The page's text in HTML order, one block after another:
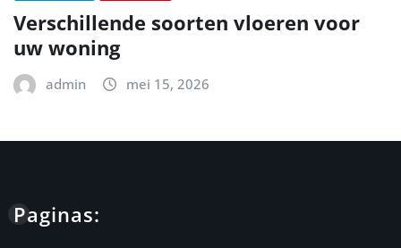
Verschillende soorten vloeren voor
uw woning
admin mei 15, 2026
Paginas: